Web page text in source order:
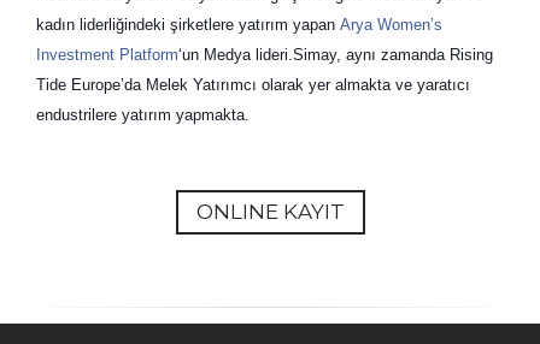
kadın liderliğindeki şirketlere yatırım yapan Arya Women’s
Investment Platform‘un Medya lideri.Simay, aynı zamanda Rising
Tide Europe’da Melek Yatırımcı olarak yer almakta ve yaratıcı
endustrilere yatırım yapmakta.
ONLINE KAYIT